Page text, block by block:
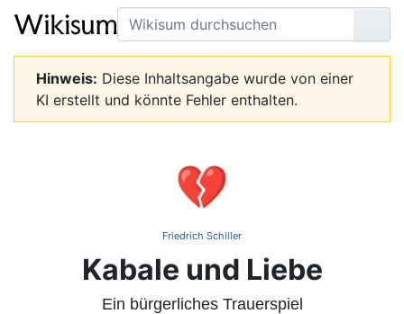
Suche
Seite
Hinweis: Diese Inhaltsangabe wurde von einer
KI erstellt und könnte Fehler enthalten.
💔
Friedrich Schiller
Kabale und Liebe
Ein bürgerliches Trauerspiel